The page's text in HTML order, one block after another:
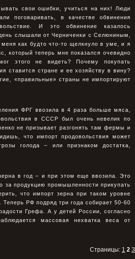
свои ошибки, учиться на них! Люди
поговаривать, в качестве обвинения
И это обвинение казалось
слышали от Чеpниченки с Селюниным,
как будто что-то щелкнуло в уме, и я
который теперь мне показался очевидно
этого не видеть? Почему покупать
ставится стране и ее хозяйству в вину?
«правильные» страны не импортируют
ФРГ ввозила в 4 pаза больше мяса,
в СССР был очень невелик по
не призывает разгонять там фермы и
что импорт продовольствия может
голода – или признаком достатка,
в год – и при этом еще ввозила. Это
за продукцию промышленности прикупать
что импорт зерна при таком уровне
Теперь РФ подряд три года собирает 50-60
Грефа. А у детей России, согласно
массовая нехватка веса от
Страницы: 1 2 3